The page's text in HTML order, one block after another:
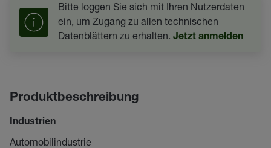
Bitte loggen Sie sich mit Ihren Nutzerdaten
ein, um Zugang zu allen technischen
Datenblättern zu erhalten. Jetzt anmelden
Produktbeschreibung
Industrien
Automobilindustrie